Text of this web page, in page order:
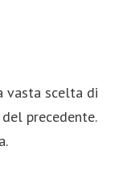
vasta scelta di
precedente.